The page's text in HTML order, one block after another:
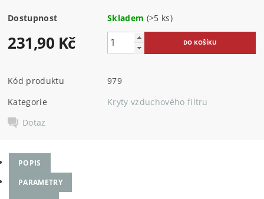
Dostupnost Skladem (>5 ks)
231,90 Kč
Kód produktu
979
Kategorie
Kryty vzduchového filtru
Dotaz
POPIS
PARAMETRY